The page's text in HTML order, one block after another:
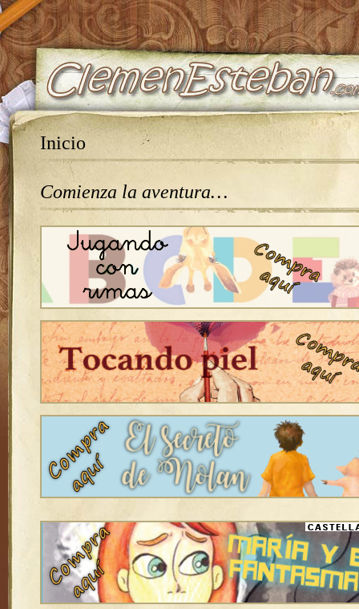
Inicio
Comienza la aventura…